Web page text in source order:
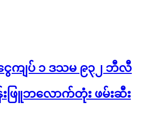
ကျပ် ၁ ဒသမ ၉၃၂ ဘီလီ
ဖြူဘလောက်တုံး ဖမ်းဆီး